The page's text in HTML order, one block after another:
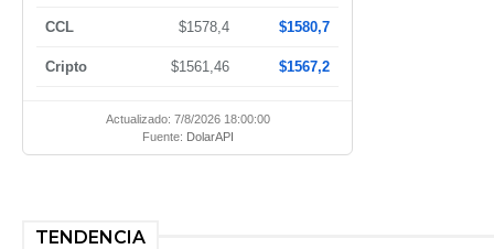
CCL $1578,4 $1580,7
Cripto $1561,46 $1567,2
Actualizado: 7/8/2026 18:00:00
Fuente: DolarAPI
TENDENCIA